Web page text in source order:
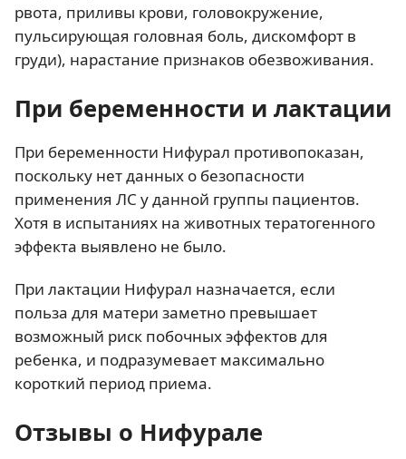
рвота, приливы крови, головокружение,
пульсирующая головная боль, дискомфорт в
груди), нарастание признаков обезвоживания.
При беременности и лактации
При беременности Нифурал противопоказан,
поскольку нет данных о безопасности
применения ЛС у данной группы пациентов.
Хотя в испытаниях на животных тератогенного
эффекта выявлено не было.
При лактации Нифурал назначается, если
польза для матери заметно превышает
возможный риск побочных эффектов для
ребенка, и подразумевает максимально
короткий период приема.
Отзывы о Нифурале